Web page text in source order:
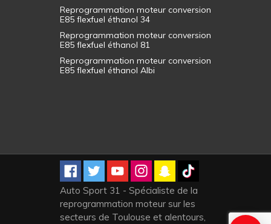
Reprogrammation moteur conversion
E85 flexfuel éthanol 34
Reprogrammation moteur conversion
E85 flexfuel éthanol 81
Reprogrammation moteur conversion
E85 flexfuel éthanol Albi
Auto Sport 31 - Spécialiste de la
reprogrammation moteur sur les
secteurs de Toulouse et alentours,